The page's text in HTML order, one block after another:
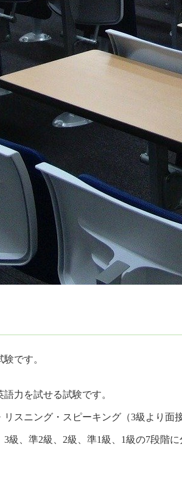
です。
力を試せる試験です。
スニング・スピーキング（3級より面
、準2級、2級、準1級、1級の7段階に